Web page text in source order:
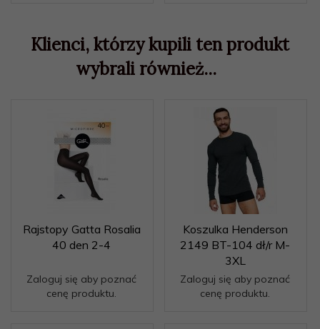
Klienci, którzy kupili ten produkt
wybrali również...
Rajstopy Gatta Rosalia
40 den 2-4
Zaloguj się aby poznać
cenę produktu.
Koszulka Henderson
2149 BT-104 dł/r M-
3XL
Zaloguj się aby poznać
cenę produktu.